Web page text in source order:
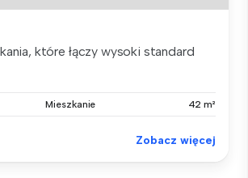
które łączy wysoki standard
Mieszkanie 42 m²
Zobacz więcej